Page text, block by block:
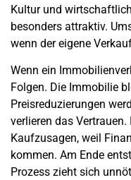
Kultur und
besonders attraktiv.
wenn der eigene
Wenn ein
Folgen. Die Immobilie
Preisreduzierungen
verlieren das
Kaufzusagen, weil
kommen. Am Ende
Prozess zieht sich